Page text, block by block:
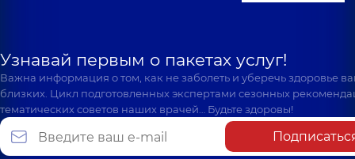
Узнавай первым о пакетах услуг!
Важна информация о том, как не заболеть и уберечь здоровье
близких. Цикл подготовленных экспертами сезонных
тематических советов наших врачей… Будьте здоровы!